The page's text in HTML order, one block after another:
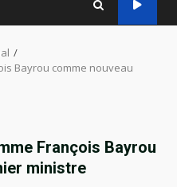
Bayrou comme nouveau
François Bayrou
ministre